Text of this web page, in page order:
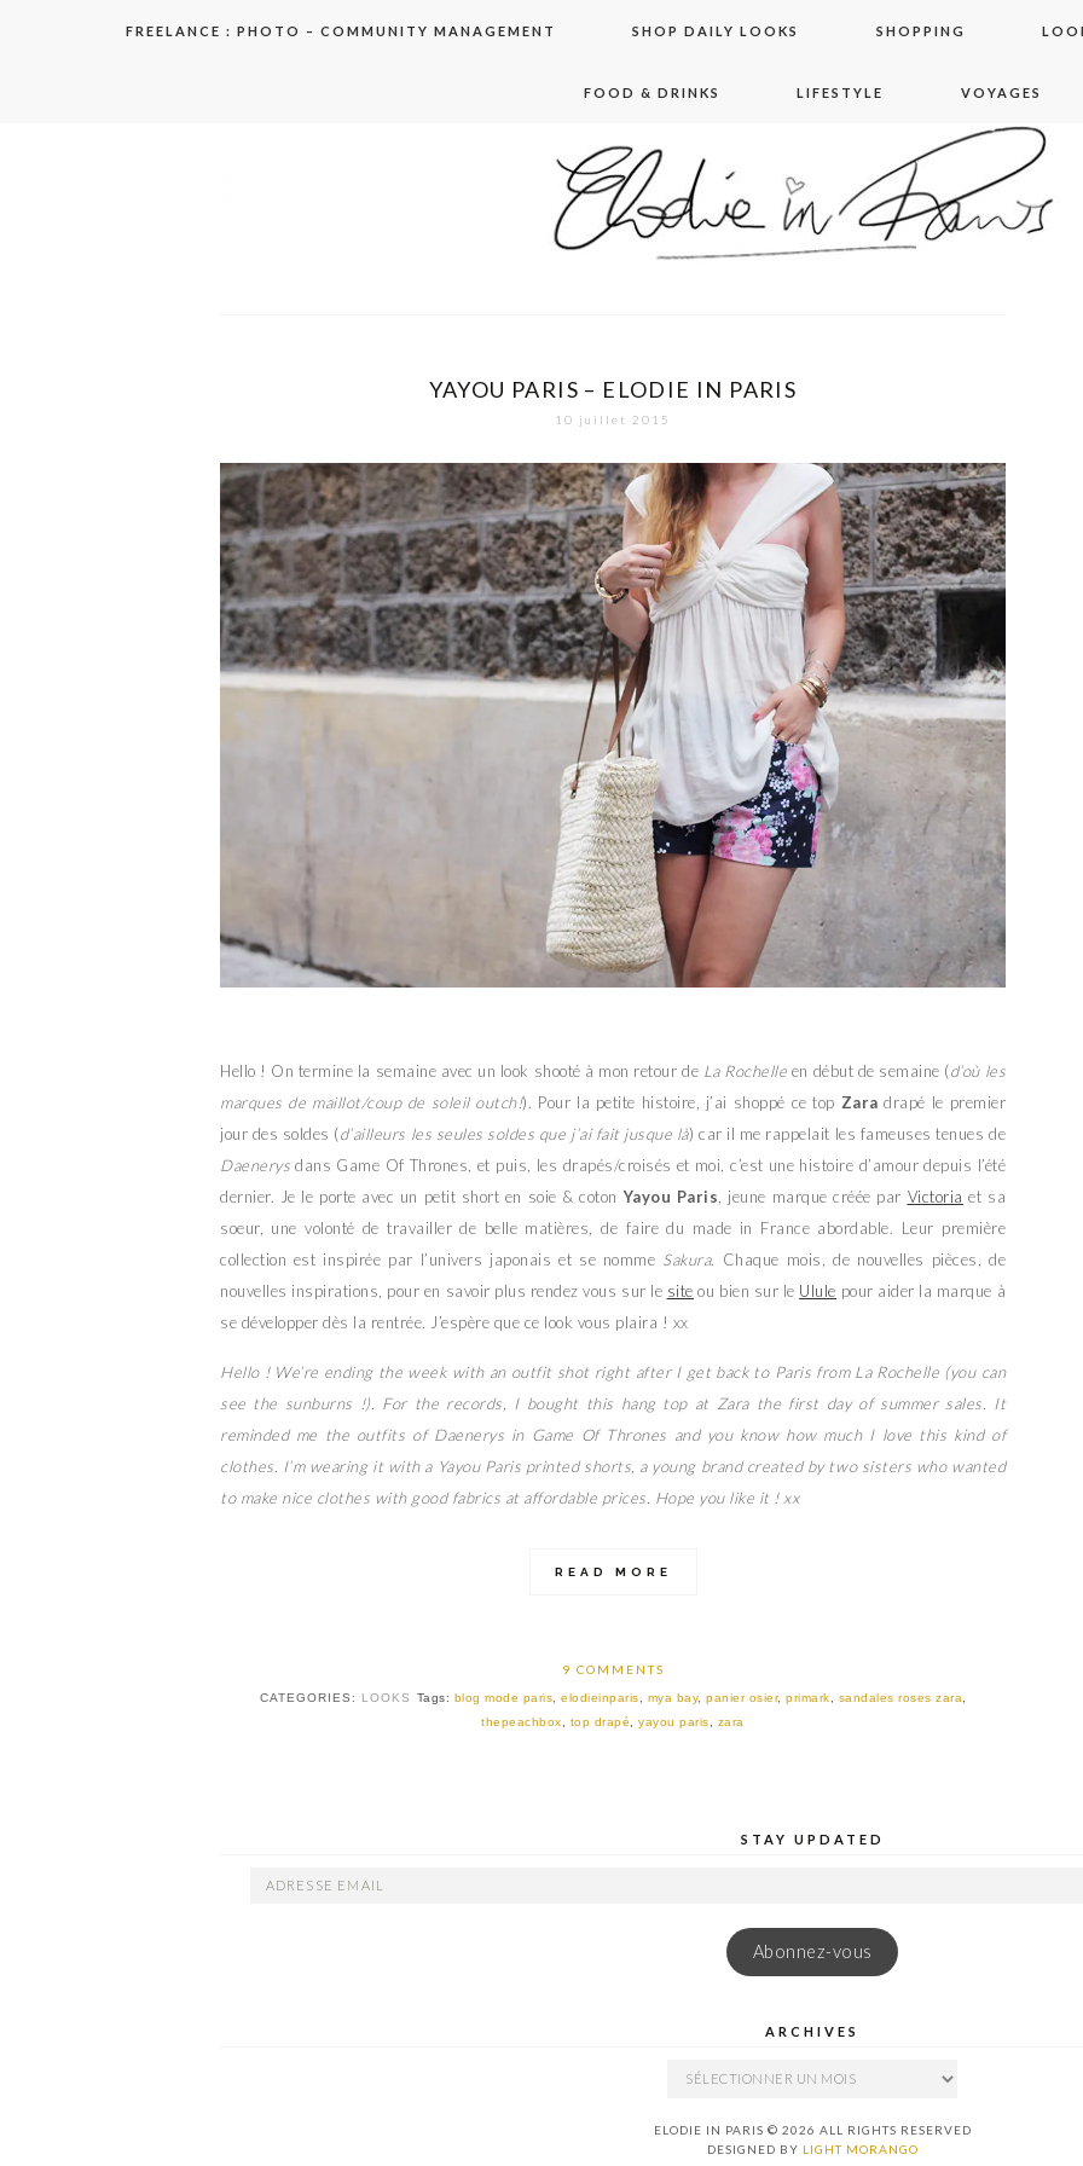
FREELANCE : PHOTO – COMMUNITY MANAGEMENT SHOP DAILY LOOKS SHOPPING
FOOD & DRINKS LIFESTYLE VOYAGES
elodie in paris
YAYOU PARIS – ELODIE IN PARIS
10 juillet 2015
Hello ! On termine la semaine avec un look shooté à mon retour de La Rochelle en début de semaine (d’où les
marques de maillot/coup de soleil outch!). Pour la petite histoire, j’ai shoppé ce top Zara drapé le premier
jour des soldes (d’ailleurs les seules soldes que j’ai fait jusque là) car il me rappelait les fameuses tenues de
Daenerys dans Game Of Thrones, et puis, les drapés/croisés et moi, c’est une histoire d’amour depuis l’été
dernier. Je le porte avec un petit short en soie & cotonYayou Paris , jeune marque créée par Victoria et sa
soeur, une volonté de travailler de belle matières, de faire du made in France abordable. Leur première
collection est inspirée par l’univers japonais et se nomme Sakura. Chaque mois, de nouvelles pièces, de
nouvelles inspirations, pour en savoir plus rendez vous sur le site ou bien sur le Ulule pour aider la marque à
se développer dès la rentrée. J’espère que ce look vous plaira ! xx
Hello ! We’re ending the week with an outfit shot right after I get back to Paris from La Rochelle (you can
see the sunburns !). For the records, I bought this hang top at Zara the first day of summer sales. It
reminded me the outfits of Daenerys in Game Of Thrones and you know how much I love this kind of
clothes. I’m wearing it with a Yayou Paris printed shorts, a young brand created by two sisters who wanted
to make nice clothes with good fabrics at affordable prices. Hope you like it ! xx
READ MORE
9 COMMENTS
CATEGORIES: LOOKS Tags: blog mode paris elodieinparis mya bay, panier osier, primark sandales roses zara
thepeachbox
top drapé ,yayou paris zara
STAY UPDATED
ADRESSE
Abonnez-vous
ARCHIVES
ARCHIVES
ELODIE IN PARIS © 2026 ALL RIGHTS RESERVED
DESIGNED BY LIGHT MORANGO